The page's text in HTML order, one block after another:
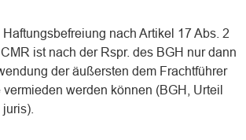
nach Artikel 17 Abs. 2
ist nach der Rspr. des BGH nur dann
der äußersten dem Frachtführer
werden können (BGH, Urteil